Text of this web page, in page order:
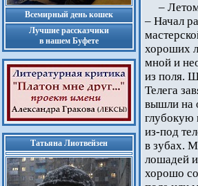
Всемирный день кошек
Лучшие рассказчики
в нашем Буфете
Татьяна Лиотвейзен
–
– Начал
хороших
мной и
из поля.
Телега
вышли на
глубокую
из-под
в зубах.
лошадей
хорошо